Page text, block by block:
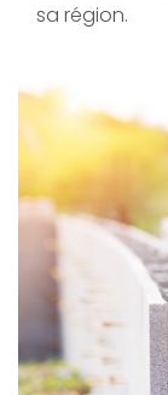
sa région.